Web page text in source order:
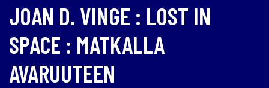
JOAN D. VINGE : LOST IN
SPACE : MATKALLA
AVARUUTEEN